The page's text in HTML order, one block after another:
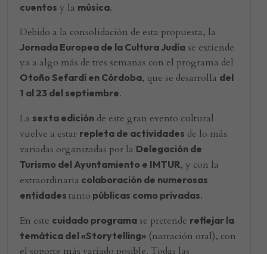
cuentos y la música.
Debido a la consolidación de esta propuesta, la
Jornada Europea de la Cultura Judía se extiende
ya a algo más de tres semanas con el programa del
Otoño Sefardí en Córdoba, que se desarrolla del
1 al 23 del septiembre.
La sexta edición de este gran evento cultural
vuelve a estar repleta de actividades de lo más
variadas organizadas por la Delegación de
Turismo del Ayuntamiento e IMTUR, y con la
extraordinaria colaboración de numerosas
entidades tanto públicas como privadas.
En este cuidado programa se pretende reflejar la
temática del «Storytelling» (narración oral), con
el soporte más variado posible. Todas las